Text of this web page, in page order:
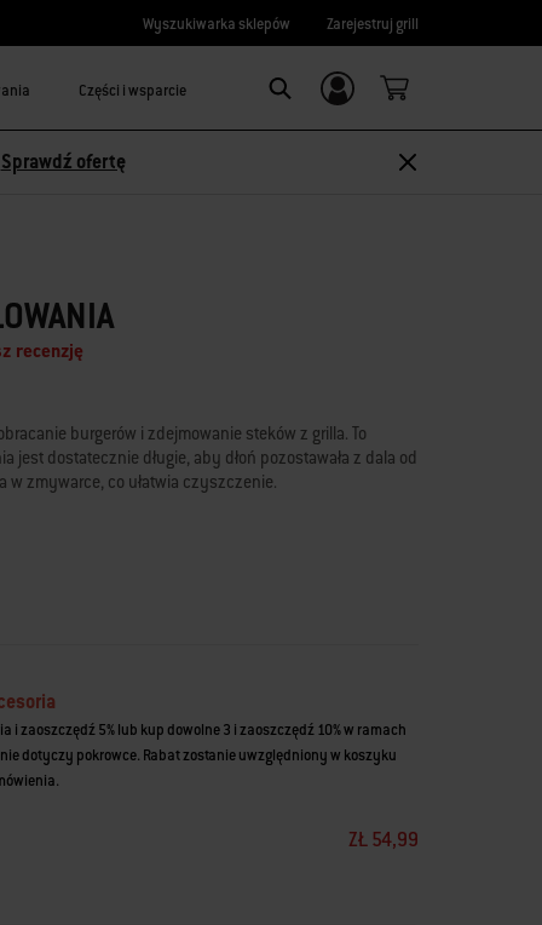
Wyszukiwarka sklepów Zarejestruj grill
Części i wsparcie
Logowanie/
rejestracja
Sprawdź ofertę
recenzję
burgerów i zdejmowanie steków z grilla. To
jest dostatecznie długie, aby dłoń pozostawała z dala od
w zmywarce, co ułatwia czyszczenie.
łopatki.
i zaoszczędź 5% lub kup dowolne 3 i zaoszczędź 10% w ramach
dotyczy pokrowce. Rabat zostanie uwzględniony w koszyku
ZŁ 54,99